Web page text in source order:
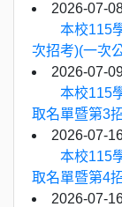
2026-07-
本校115
次招考)(一次
2026-07-
本校115
取名單暨第3
2026-07-
本校115
取名單暨第4
2026-07-